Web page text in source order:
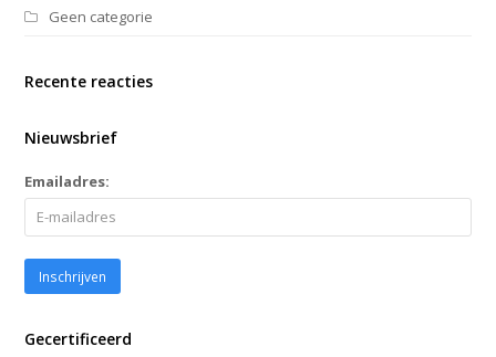
Geen categorie
Recente reacties
Nieuwsbrief
Emailadres:
Gecertificeerd